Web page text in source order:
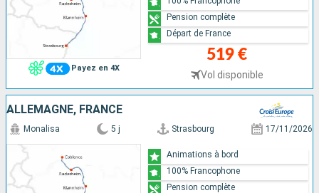
Payez en 4X
519 €
Vol disponible
Pension complète
Départ de France
ALLEMAGNE, FRANCE
Monalisa 5 j Strasbourg 17/11/2026
Animations à bord
100% Francophone
Pension complète